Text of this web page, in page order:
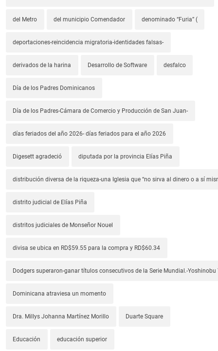
del Metro del municipio Comendador denominado “Furia” (
deportaciones-reincidencia migratoria-identidades falsas-
derivados de la harina Desarrollo de Software desfalco
Día de los Padres Dominicanos
Día de los Padres-Cámara de Comercio y Producción de San Juan-
días feriados del año 2026- días feriados para el año 2026
Digesett agradeció diputada por la provincia Elías Piña
distribución diversa de la riqueza-una Iglesia que “no sirva al dinero o a sí
distrito judicial de Elías Piña
distritos judiciales de Monseñor Nouel
divisa se ubica en RD$59.55 para la compra y RD$60.34
Dodgers superaron-ganar títulos consecutivos de la Serie Mundial.-
Dominicana atraviesa un momento
Dra. Millys Johanna Martínez Morillo Duarte Square
Educación educación superior